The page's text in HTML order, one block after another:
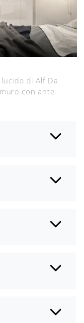
di Alf Da
con ante